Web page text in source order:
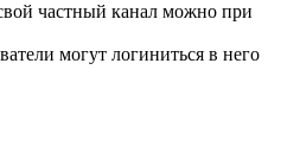
частный канал можно при
могут логиниться в него